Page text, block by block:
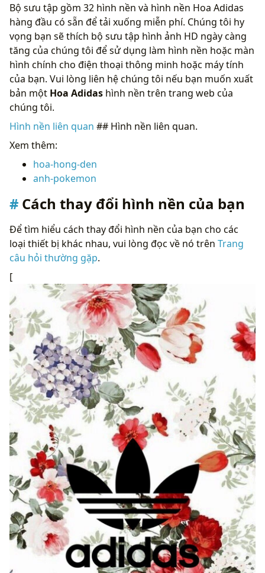
Bộ sưu tập gồm 32 hình nền và hình nền Hoa Adidas
hàng đầu có sẵn để tải xuống miễn phí. Chúng tôi hy
vọng bạn sẽ thích bộ sưu tập hình ảnh HD ngày càng
tăng của chúng tôi để sử dụng làm hình nền hoặc màn
hình chính cho điện thoại thông minh hoặc máy tính
của bạn. Vui lòng liên hệ chúng tôi nếu bạn muốn xuất
bản một Hoa Adidas hình nền trên trang web của
chúng tôi.
Hình nền liên quan ## Hình nền liên quan.
Xem thêm:
hoa-hong-den
anh-pokemon
Cách thay đổi hình nền của bạn
Để tìm hiểu cách thay đổi hình nền của bạn cho các
loại thiết bị khác nhau, vui lòng đọc về nó trên Trang
câu hỏi thường gặp.
[